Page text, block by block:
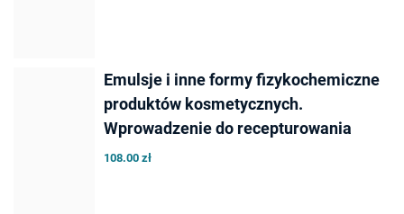
Emulsje i inne formy fizykochemiczne
produktów kosmetycznych.
Wprowadzenie do recepturowania
108.00 zł